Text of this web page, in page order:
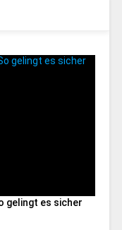
gelingt es sicher